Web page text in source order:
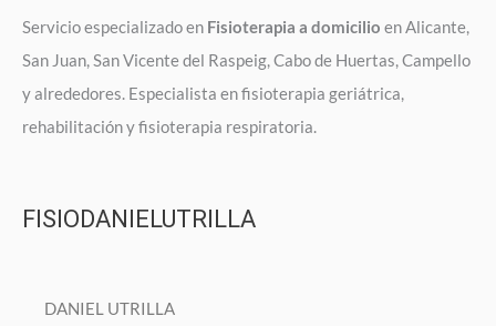
Servicio especializado en Fisioterapia a domicilio en Alicante,
San Juan, San Vicente del Raspeig, Cabo de Huertas, Campello
y alrededores. Especialista en fisioterapia geriátrica,
rehabilitación y fisioterapia respiratoria.
FISIODANIELUTRILLA
DANIEL UTRILLA